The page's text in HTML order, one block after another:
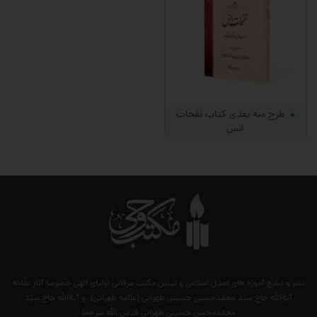
طرح سه بعدی کتاب نفحات
انس
نشر و تبلیغ آموزه های اصیل اسلامی و تبیین مکتب عرفانی اولیای الهی خصوصا آثار علّامه
آیةالله حاج سیّد محمّدحسین حسینی طهرانی (علامه طهرانی) .و آیةالله حاج سیّد
محمّدمحسن حسینی طهرانی قدس الله سرهما